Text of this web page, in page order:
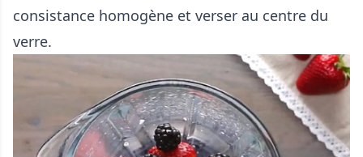
consistance homogène et verser au centre du
verre.